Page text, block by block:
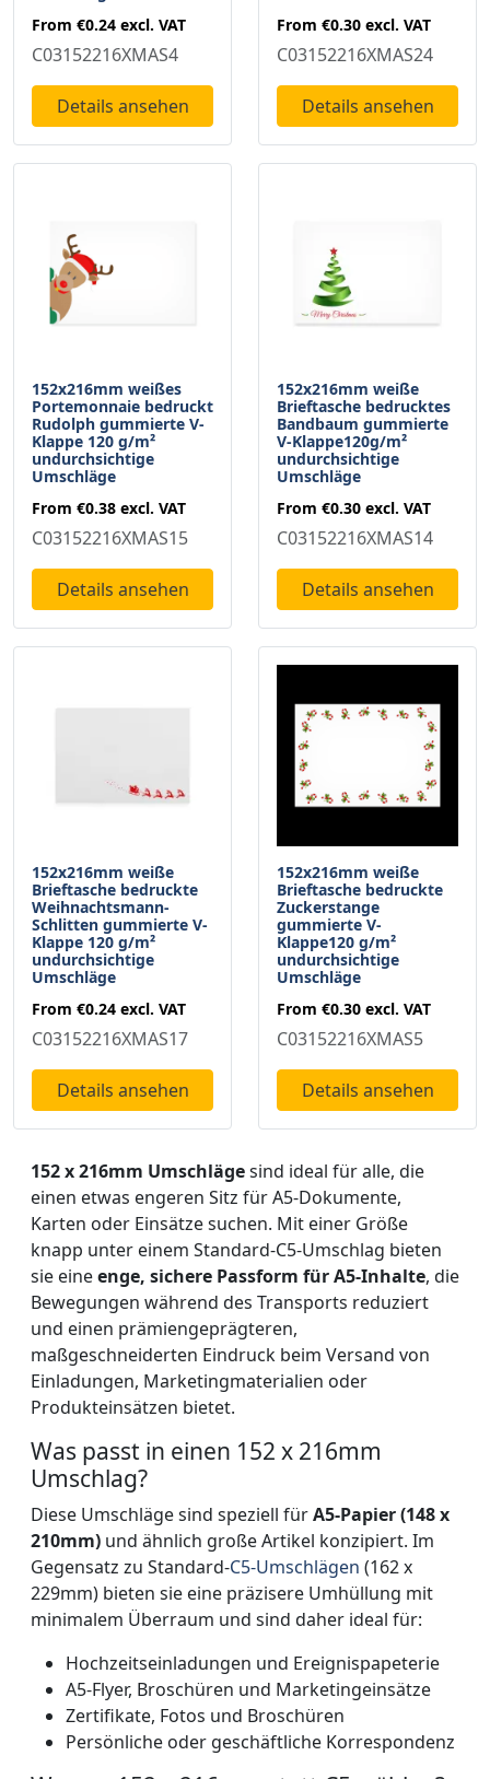
From €0.24 excl. VAT
C03152216XMAS4
Details ansehen
From €0.30 excl. VAT
C03152216XMAS24
Details ansehen
152x216mm weißes
Portemonnaie bedruckt
Rudolph gummierte V-
Klappe 120 g/m²
undurchsichtige
Umschläge
From €0.38 excl. VAT
C03152216XMAS15
Details ansehen
152x216mm weiße
Brieftasche bedrucktes
Bandbaum gummierte
V-Klappe120g/m²
undurchsichtige
Umschläge
From €0.30 excl. VAT
C03152216XMAS14
Details ansehen
152x216mm weiße
Brieftasche bedruckte
Weihnachtsmann-
Schlitten gummierte V-
Klappe 120 g/m²
undurchsichtige
Umschläge
From €0.24 excl. VAT
C03152216XMAS17
Details ansehen
152x216mm weiße
Brieftasche bedruckte
Zuckerstange
gummierte V-
Klappe120 g/m²
undurchsichtige
Umschläge
From €0.30 excl. VAT
C03152216XMAS5
Details ansehen
152 x 216mm Umschlägesind ideal für alle, die
einen etwas engeren Sitz für A5-Dokumente,
Karten oder Einsätze suchen. Mit einer Größe
knapp unter einem Standard-C5-Umschlag bieten
sie eineenge, sichere Passform für A5-Inhalte, die
Bewegungen während des Transports reduziert
und einen prämiengeprägteren,
maßgeschneiderten Eindruck beim Versand von
Einladungen, Marketingmaterialien oder
Produkteinsätzen bietet.
Was passt in einen 152 x 216mm
Umschlag?
Diese Umschläge sind speziell fürA5-Papier (148 x
210mm) und ähnlich große Artikel konzipiert. Im
Gegensatz zu Standard-C5-Umschlägen (162 x
229mm) bieten sie eine präzisere Umhüllung mit
minimalem Überraum und sind daher ideal für:
Hochzeitseinladungen und Ereignispapeterie
A5-Flyer, Broschüren und Marketingeinsätze
Zertifikate, Fotos und Broschüren
Persönliche oder geschäftliche Korrespondenz